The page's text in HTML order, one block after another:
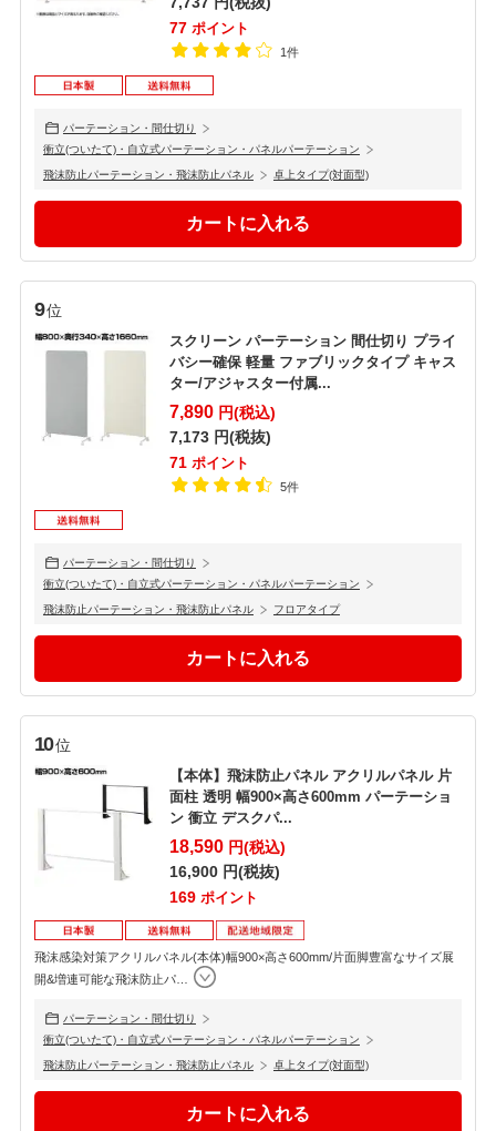
77 ポイント
1件
パーテーション・間仕切り
衝立(ついたて)・自立式パーテーション・パネルパーテーション
飛沫防止パーテーション・飛沫防止パネル 卓上タイプ(対面型)
9位
スクリーン パーテーション 間仕切り プライ
バシー確保 軽量 ファブリックタイプ キャス
ター/アジャスター付属...
7,890円(税込)
7,173円(税抜)
71 ポイント
5件
パーテーション・間仕切り
衝立(ついたて)・自立式パーテーション・パネルパーテーション
飛沫防止パーテーション・飛沫防止パネル フロアタイプ
10位
【本体】飛沫防止パネル アクリルパネル 片
面柱 透明 幅900×高さ600mm パーテーショ
ン 衝立 デスクパ...
18,590円(税込)
16,900円(税抜)
169 ポイント
飛沫感染対策アクリルパネル(本体)幅900×高さ600mm/片面脚豊富なサイズ展
開&増連可能な飛沫防止パ
パーテーション・間仕切り
衝立(ついたて)・自立式パーテーション・パネルパーテーション
飛沫防止パーテーション・飛沫防止パネル 卓上タイプ(対面型)